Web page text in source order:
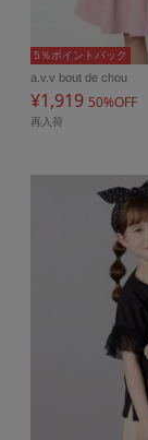
5％ポイントバック
a.v.v bout de chou
¥1,919 50%OFF
再入荷